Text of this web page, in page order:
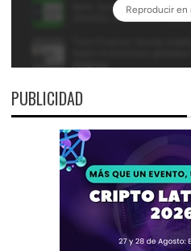
PUBLICIDAD